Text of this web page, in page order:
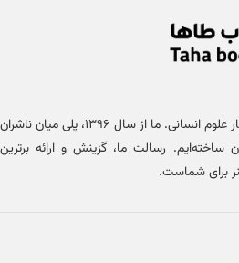
خانه کتاب طاها، مرجع تخصصی آثار علوم انسانی. ما از سال ۱۳۹۶، پلی میان ناشران
ساخته‌ایم. رسالت ما، گزینش و ارائه برترین
برای شماست.